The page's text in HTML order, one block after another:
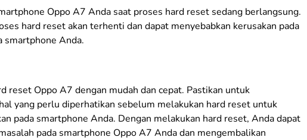
Oppo A7 Anda saat proses hard reset sedang berlangsung.
hard reset akan terhenti dan dapat menyebabkan kerusakan pada
smartphone Anda.
reset Oppo A7 dengan mudah dan cepat. Pastikan untuk
yang perlu diperhatikan sebelum melakukan hard reset untuk
pada smartphone Anda. Dengan melakukan hard reset, Anda dapat
pada smartphone Oppo A7 Anda dan mengembalikan